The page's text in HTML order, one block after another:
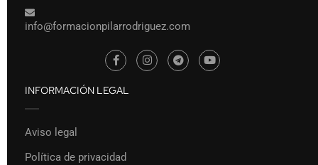
info@formacionpilarrodriguez.com
INFORMACIÓN LEGAL
Aviso legal
Política de privacidad